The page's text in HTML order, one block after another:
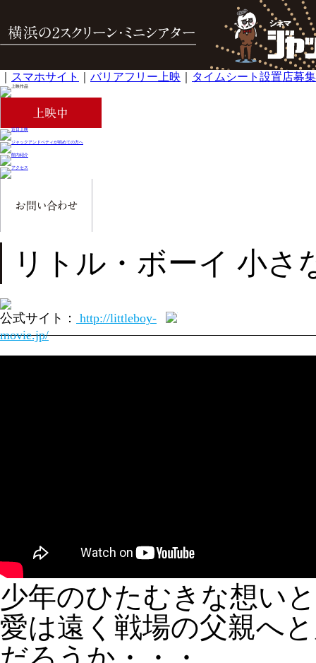
スマホサイト バリアフリー上映 タイムシート設置店募集
リトル・ボーイ 小
公式サイト：
http://littleboy-
movie.jp/
少年のひたむきな想い
愛は遠く戦場の父親へ